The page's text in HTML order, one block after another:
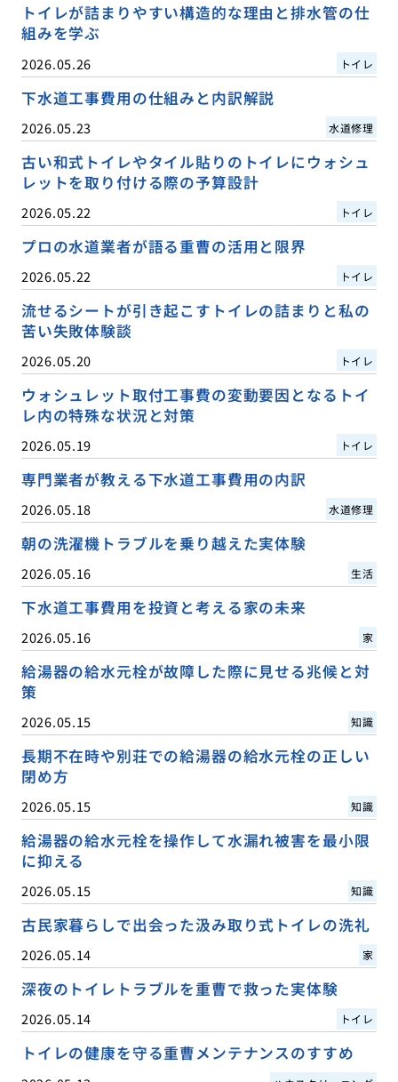
トイレが詰まりやすい構造的な理由と排水管の仕
組みを学ぶ
2026.05.26 トイレ
下水道工事費用の仕組みと内訳解説
2026.05.23 水道修理
古い和式トイレやタイル貼りのトイレにウォシュ
レットを取り付ける際の予算設計
2026.05.22 トイレ
プロの水道業者が語る重曹の活用と限界
2026.05.22 トイレ
流せるシートが引き起こすトイレの詰まりと私の
苦い失敗体験談
2026.05.20 トイレ
ウォシュレット取付工事費の変動要因となるトイ
レ内の特殊な状況と対策
2026.05.19 トイレ
専門業者が教える下水道工事費用の内訳
2026.05.18 水道修理
朝の洗濯機トラブルを乗り越えた実体験
2026.05.16 生活
下水道工事費用を投資と考える家の未来
2026.05.16 家
給湯器の給水元栓が故障した際に見せる兆候と対
策
2026.05.15 知識
長期不在時や別荘での給湯器の給水元栓の正しい
閉め方
2026.05.15 知識
給湯器の給水元栓を操作して水漏れ被害を最小限
に抑える
2026.05.15 知識
古民家暮らしで出会った汲み取り式トイレの洗礼
2026.05.14 家
深夜のトイレトラブルを重曹で救った実体験
2026.05.14 トイレ
トイレの健康を守る重曹メンテナンスのすすめ